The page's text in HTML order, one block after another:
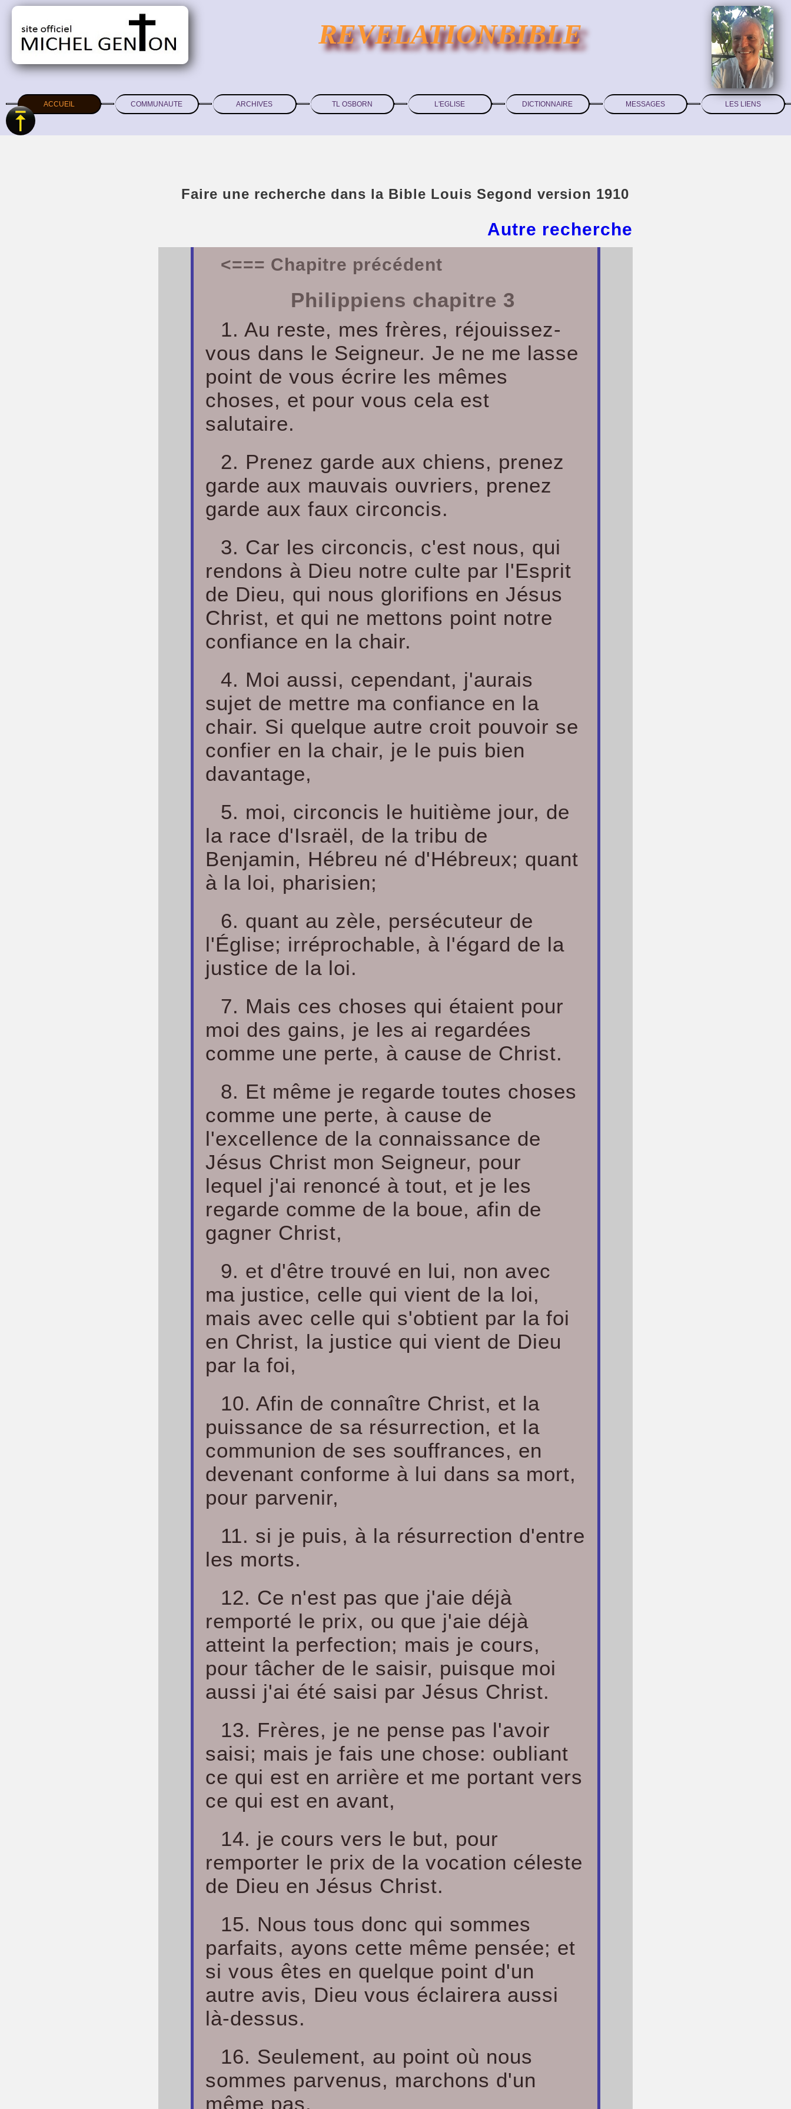
REVELATIONBIBLE
ACCUEIL COMMUNAUTE ARCHIVES TL OSBORN L'EGLISE DICTIONNAIRE MESSAGES LES LIENS
Faire une recherche dans la Bible Louis Segond version 1910
Autre recherche
<=== Chapitre précédent
Philippiens chapitre 3
1. Au reste, mes frères, réjouissez-
vous dans le Seigneur. Je ne me lasse
point de vous écrire les mêmes
choses, et pour vous cela est
salutaire.
2. Prenez garde aux chiens, prenez
garde aux mauvais ouvriers, prenez
garde aux faux circoncis.
3. Car les circoncis, c'est nous, qui
rendons à Dieu notre culte par l'Esprit
de Dieu, qui nous glorifions en Jésus
Christ, et qui ne mettons point notre
confiance en la chair.
4. Moi aussi, cependant, j'aurais
sujet de mettre ma confiance en la
chair. Si quelque autre croit pouvoir se
confier en la chair, je le puis bien
davantage,
5. moi, circoncis le huitième jour, de
la race d'Israël, de la tribu de
Benjamin, Hébreu né d'Hébreux; quant
à la loi, pharisien;
6. quant au zèle, persécuteur de
l'Église; irréprochable, à l'égard de la
justice de la loi.
7. Mais ces choses qui étaient pour
moi des gains, je les ai regardées
comme une perte, à cause de Christ.
8. Et même je regarde toutes choses
comme une perte, à cause de
l'excellence de la connaissance de
Jésus Christ mon Seigneur, pour
lequel j'ai renoncé à tout, et je les
regarde comme de la boue, afin de
gagner Christ,
9. et d'être trouvé en lui, non avec
ma justice, celle qui vient de la loi,
mais avec celle qui s'obtient par la foi
en Christ, la justice qui vient de Dieu
par la foi,
10. Afin de connaître Christ, et la
puissance de sa résurrection, et la
communion de ses souffrances, en
devenant conforme à lui dans sa mort,
pour parvenir,
11. si je puis, à la résurrection d'entre
les morts.
12. Ce n'est pas que j'aie déjà
remporté le prix, ou que j'aie déjà
atteint la perfection; mais je cours,
pour tâcher de le saisir, puisque moi
aussi j'ai été saisi par Jésus Christ.
13. Frères, je ne pense pas l'avoir
saisi; mais je fais une chose: oubliant
ce qui est en arrière et me portant vers
ce qui est en avant,
14. je cours vers le but, pour
remporter le prix de la vocation céleste
de Dieu en Jésus Christ.
15. Nous tous donc qui sommes
parfaits, ayons cette même pensée; et
si vous êtes en quelque point d'un
autre avis, Dieu vous éclairera aussi
là-dessus.
16. Seulement, au point où nous
sommes parvenus, marchons d'un
même pas.